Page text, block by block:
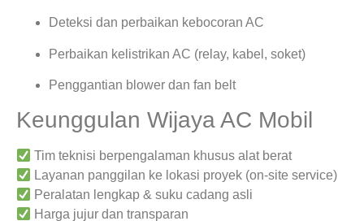
Deteksi dan perbaikan kebocoran AC
Perbaikan kelistrikan AC (relay, kabel, soket)
Penggantian blower dan fan belt
Keunggulan Wijaya AC Mobil
Tim teknisi berpengalaman khusus alat berat
Layanan panggilan ke lokasi proyek (on-site service)
Peralatan lengkap & suku cadang asli
Harga jujur dan transparan